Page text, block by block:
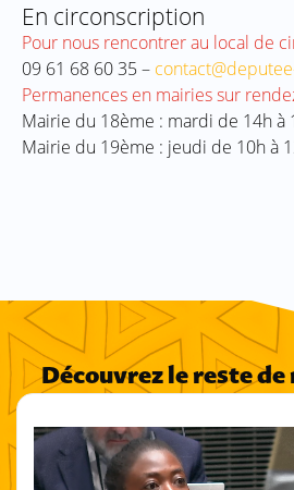
En circonscription
Pour nous rencontrer au local de
09 61 68 60 35 –
Permanences en mairies sur
Mairie du 18ème : mardi de 14h à
Mairie du 19ème : jeudi de 10h à
Découvrez le reste